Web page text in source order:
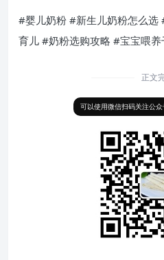
#婴儿奶粉 #新生儿奶粉怎么选
育儿 #奶粉选购攻略 #宝宝喂养
正文
可以使用微信扫码关注公